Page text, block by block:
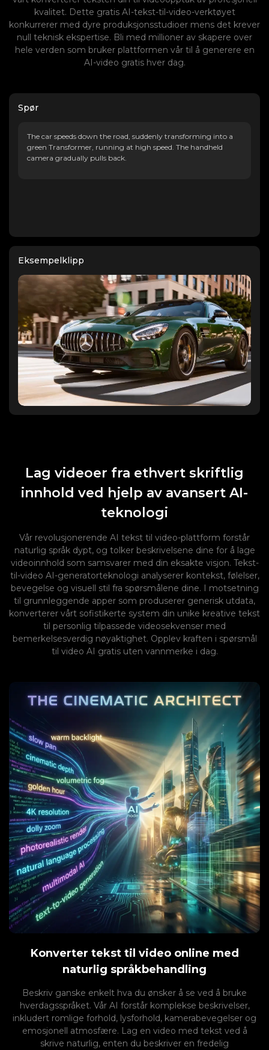
kvalitet. Dette gratis AI-tekst-til-video-verktøyet
konkurrerer med dyre produksjonsstudioer mens det krever
null teknisk ekspertise. Bli med millioner av skapere over
hele verden som bruker plattformen vår til å generere en
AI-video gratis hver dag.
Spør
The car speeds down the road, suddenly transforming into a
green Transformer, running at high speed. The handheld
camera gradually pulls back.
Eksempelklipp
Lag videoer fra ethvert skriftlig
innhold ved hjelp av avansert AI-
teknologi
Vår revolusjonerende AI tekst til video-plattform forstår
naturlig språk dypt, og tolker beskrivelsene dine for å lage
videoinnhold som samsvarer med din eksakte visjon. Tekst-
til-video AI-generatorteknologi analyserer kontekst, følelser,
bevegelse og visuell stil fra spørsmålene dine. I motsetning
til grunnleggende apper som produserer generisk utdata,
konverterer vårt sofistikerte system din unike kreative tekst
til personlig tilpassede videosekvenser med
bemerkelsesverdig nøyaktighet. Opplev kraften i spørsmål
til video AI gratis uten vannmerke i dag.
Konverter tekst til video online med
naturlig språkbehandling
Beskriv ganske enkelt hva du ønsker å se ved å bruke
hverdagsspråket. Vår AI forstår komplekse beskrivelser,
inkludert romlige forhold, lysforhold, kamerabevegelser og
emosjonell atmosfære. Lag en video med tekst ved å
skrive naturlig, enten du beskriver en fredelig